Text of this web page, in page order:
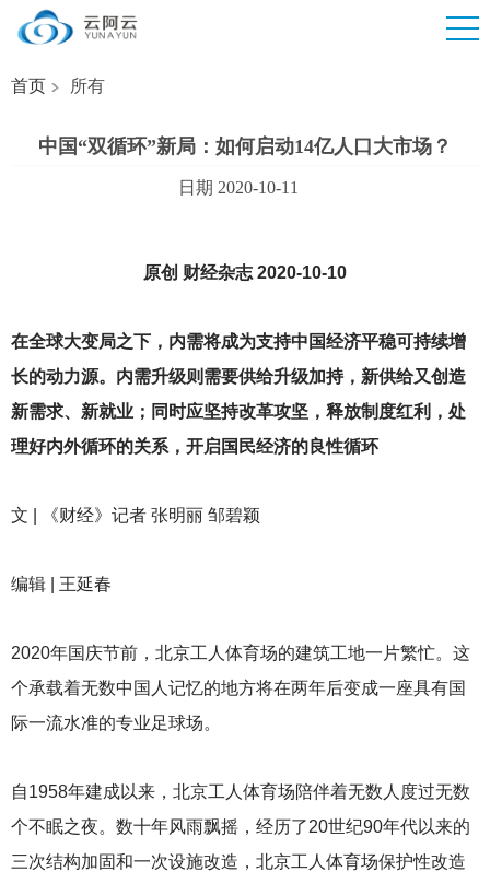
首页 所有
中国“双循环”新局：如何启动14亿人口大市场？
日期 2020-10-11
原创 财经杂志 2020-10-10
在全球大变局之下，内需将成为支持中国经济平稳可持续增
长的动力源。内需升级则需要供给升级加持，新供给又创造
新需求、新就业；同时应坚持改革攻坚，释放制度红利，处
理好内外循环的关系，开启国民经济的良性循环
文 | 《财经》记者 张明丽 邹碧颖
编辑 | 王延春
2020年国庆节前，北京工人体育场的建筑工地一片繁忙。这
个承载着无数中国人记忆的地方将在两年后变成一座具有国
际一流水准的专业足球场。
自1958年建成以来，北京工人体育场陪伴着无数人度过无数
个不眠之夜。数十年风雨飘摇，经历了20世纪90年代以来的
三次结构加固和一次设施改造，北京工人体育场保护性改造